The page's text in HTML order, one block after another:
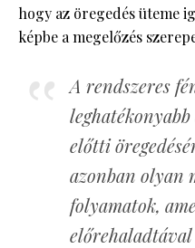
hogy az öregedés üteme
képbe a megelőzés
A rendszeres
előtti
azonban olyan
folyamatok,
előrehaladtával